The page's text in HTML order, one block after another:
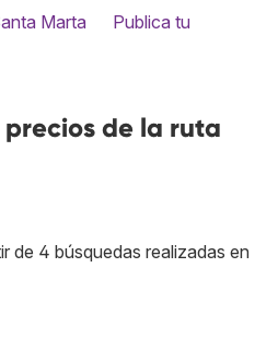
Marta
Publica tu
de la ruta
de 4 búsquedas realizadas en